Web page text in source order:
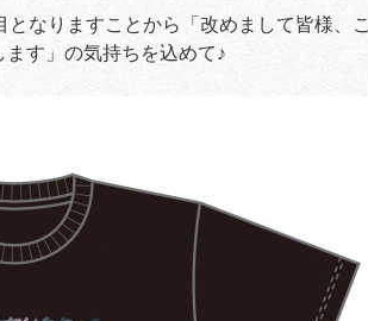
なりますことから「改めまして皆様、こ
す」の気持ちを込めて♪